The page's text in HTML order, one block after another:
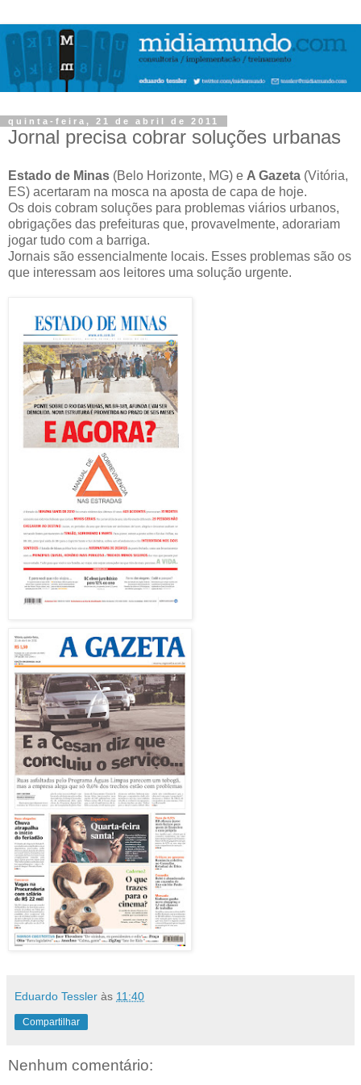
quinta-feira, 21 de abril de 2011
Jornal precisa cobrar soluções urbanas
Estado de Minas (Belo Horizonte, MG) e A Gazeta (Vitória,
ES) acertaram na mosca na aposta de capa de hoje.
Os dois cobram soluções para problemas viários urbanos,
obrigações das prefeituras que, provavelmente, adorariam
jogar tudo com a barriga.
Jornais são essencialmente locais. Esses problemas são os
que interessam aos leitores uma solução urgente.
Eduardo Tessler às 11:40
Compartilhar
Nenhum comentário: